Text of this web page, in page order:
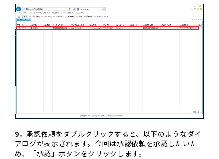
9． 承認依頼をダブルクリックすると、以下のようなダイ
アログが表示されます。今回は承認依頼を承認したいた
め、「承認」ボタンをクリックします。